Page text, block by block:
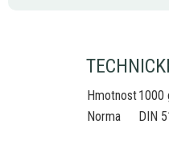
Hmotnost1000
Norma
DIN